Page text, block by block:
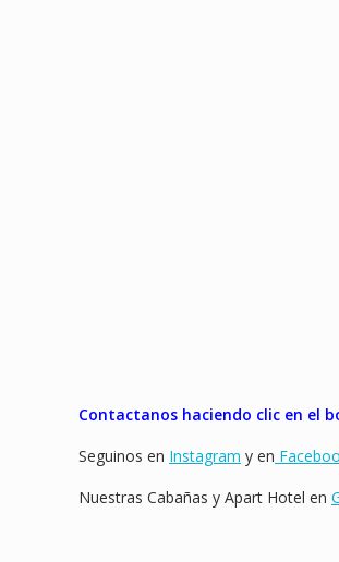
Contactanos haciendo clic en el
Seguinos en Instagram y en
Nuestras Cabañas y Apart Hotel en